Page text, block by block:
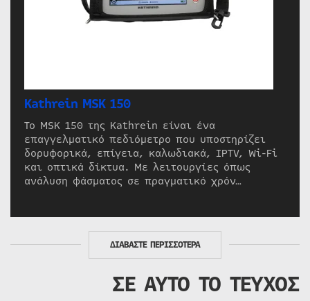
Kathrein MSK 150
Το MSK 150 της Kathrein είναι ένα
επαγγελματικό πεδιόμετρο που υποστηρίζει
δορυφορικά, επίγεια, καλωδιακά, IPTV, Wi-Fi
και οπτικά δίκτυα. Με λειτουργίες όπως
ανάλυση φάσματος σε πραγματικό χρόν…
ΔΙΑΒΑΣΤΕ ΠΕΡΙΣΣΟΤΕΡΑ
ΣΕ ΑΥΤΟ ΤΟ ΤΕΥΧΟΣ